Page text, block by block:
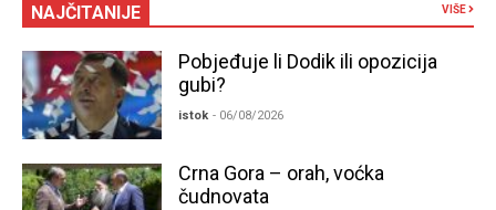
NAJČITANIJE VIŠE
Pobjeđuje li Dodik ili opozicija
gubi?
istok - 06/08/2026
Crna Gora – orah, voćka
čudnovata